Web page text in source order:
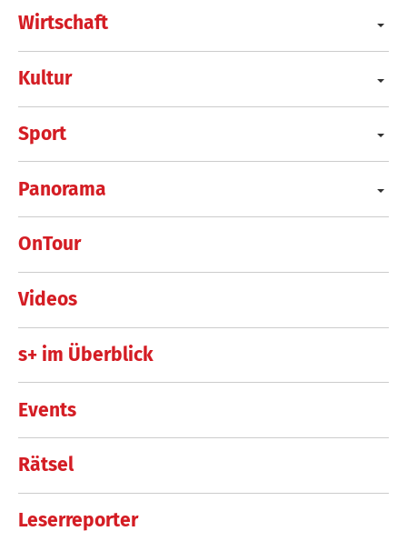
Wirtschaft
Kultur
Sport
Panorama
OnTour
Videos
s+ im Überblick
Events
Rätsel
Leserreporter